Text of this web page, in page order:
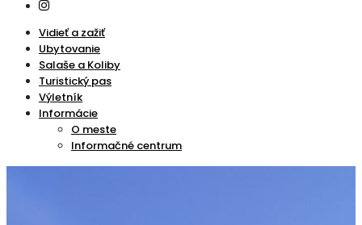
Vidieť a zažiť
Ubytovanie
Salaše a Koliby
Turistický pas
Výletník
Informácie
O meste
Informačné centrum